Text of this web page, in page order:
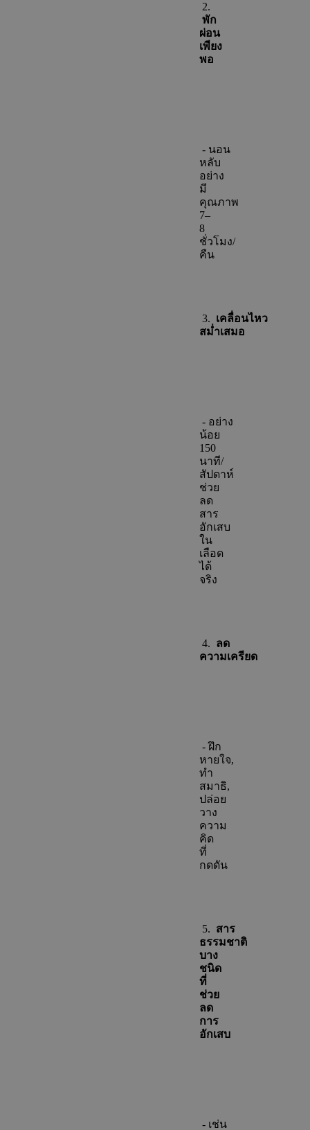
2.
พัก
ผ่อน
เพียง
พอ
- นอน
หลับ
อย่าง
มี
คุณภาพ
7–
8
ชั่วโมง/
คืน
3. เคลื่อนไหว
สม่ำเสมอ
- อย่าง
น้อย
150
นาที/
สัปดาห์
ช่วย
ลด
สาร
อักเสบ
ใน
เลือด
ได้
จริง
4. ลด
ความเครียด
- ฝึก
หายใจ,
ทำ
สมาธิ,
ปล่อย
วาง
ความ
คิด
ที่
กดดัน
5. สาร
ธรรมชาติ
บาง
ชนิด
ที่
ช่วย
ลด
การ
อักเสบ
- เช่น